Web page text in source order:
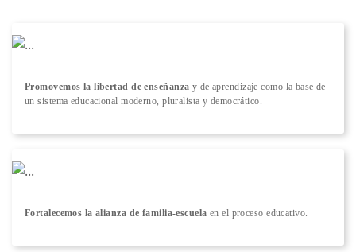
Promovemos la libertad de enseñanza y de aprendizaje como la base de
un sistema educacional moderno, pluralista y democrático.
Fortalecemos la alianza de familia-escuela en el proceso educativo.